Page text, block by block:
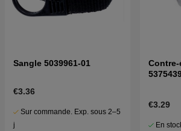
Sangle 5039961-01
€3.36
Sur commande. Exp. sous 2–5
j
Contre-
€3.29
En